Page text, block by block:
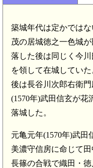
築城年代は定かでは
茂の居城徳之一色城
落した後は同じく今
を領して在城してい
後は長谷川次郎右衛
(1570年)武田信玄が花
落城した。
元亀元年(1570年)武
美濃守信房に命じて
長篠の合戦で織田・